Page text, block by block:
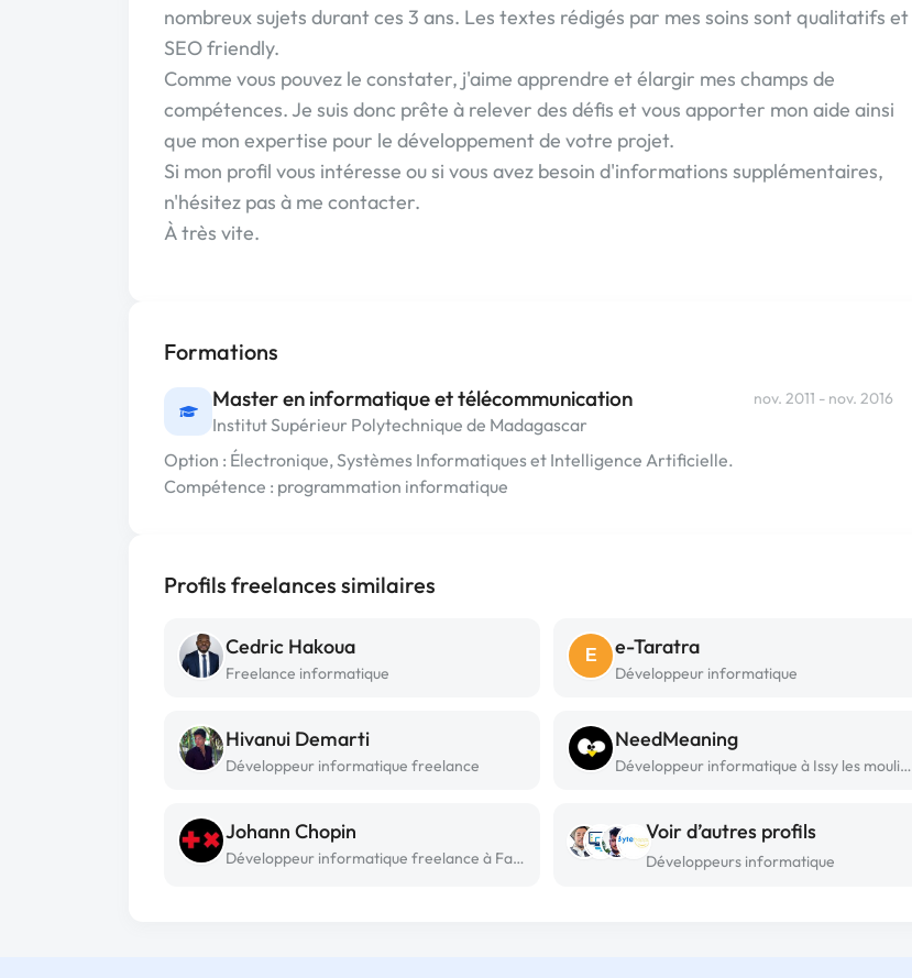
nombreux sujets durant ces 3 ans. Les textes rédigés par mes soins sont qualitatifs et
SEO friendly.
Comme vous pouvez le constater, j'aime apprendre et élargir mes champs de
compétences. Je suis donc prête à relever des défis et vous apporter mon aide ainsi
que mon expertise pour le développement de votre projet.
Si mon profil vous intéresse ou si vous avez besoin d'informations supplémentaires,
n'hésitez pas à me contacter.
À très vite.
Formations
Master en informatique et télécommunication
Institut Supérieur Polytechnique de Madagascar
nov. 2011 - nov. 2016
Option : Électronique, Systèmes Informatiques et Intelligence Artificielle.
Compétence : programmation informatique
Profils freelances similaires
Cedric Hakoua
Freelance informatique
E e-Taratra
Développeur informatique
Hivanui Demarti
Développeur informatique freelance
NeedMeaning
Développeur informatique à Issy les moulineaux
Johann Chopin
Développeur informatique freelance à Fake
Voir d’autres profils
Développeurs informatique